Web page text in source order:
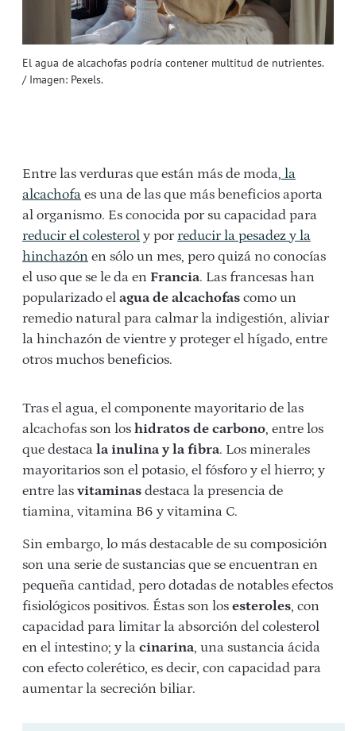
El agua de alcachofas podría contener multitud de nutrientes.
/ Imagen: Pexels.
Entre las verduras que están más de moda, la
alcachofa es una de las que más beneficios aporta
al organismo. Es conocida por su capacidad para
reducir el colesterol y por reducir la pesadez y la
hinchazón en sólo un mes, pero quizá no conocías
el uso que se le da en Francia. Las francesas han
popularizado el agua de alcachofas como un
remedio natural para calmar la indigestión, aliviar
la hinchazón de vientre y proteger el hígado, entre
otros muchos beneficios.
Tras el agua, el componente mayoritario de las
alcachofas son los hidratos de carbono, entre los
que destaca la inulina y la fibra. Los minerales
mayoritarios son el potasio, el fósforo y el hierro; y
entre las vitaminas destaca la presencia de
tiamina, vitamina B6 y vitamina C.
Sin embargo, lo más destacable de su composición
son una serie de sustancias que se encuentran en
pequeña cantidad, pero dotadas de notables efectos
fisiológicos positivos. Éstas son los esteroles, con
capacidad para limitar la absorción del colesterol
en el intestino; y la cinarina, una sustancia ácida
con efecto colerético, es decir, con capacidad para
aumentar la secreción biliar.